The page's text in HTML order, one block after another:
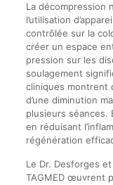
La décompression
l’utilisation
contrôlée sur la
créer un espace
pression sur les
soulagement
cliniques montrent
d’une diminution
plusieurs séances.
en réduisant
régénération
Le Dr. Desforges
TAGMED œuvrent